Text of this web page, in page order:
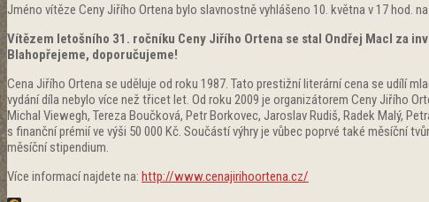
Jméno vítěze Ceny Jiřího Ortena bylo slavnostně vyhlášeno 10. května v 17 hod.
Vítězem letošního 31. ročníku Ceny Jiřího Ortena se stal Ondřej Macl za
Blahopřejeme, doporučujeme!
Cena Jiřího Ortena se uděluje od roku 1987. Tato prestižní literární cena se udílí
vydání díla nebylo více než třicet let. Od roku 2009 je organizátorem Ceny Jiřího
Michal Viewegh, Tereza Boučková, Petr Borkovec, Jaroslav Rudiš, Radek Malý,
s finanční prémií ve výši 50 000 Kč. Součástí výhry je vůbec poprvé také měsíční
měsíční stipendium.
Více informací najdete na: http://www.cenajirihoortena.cz/